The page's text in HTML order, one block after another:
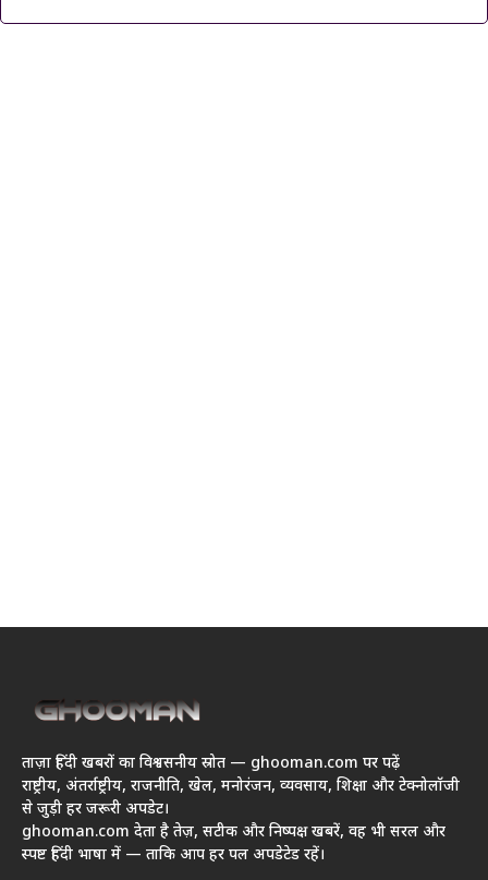
ताज़ा हिंदी खबरों का विश्वसनीय स्रोत — ghooman.com पर पढ़ें
राष्ट्रीय, अंतर्राष्ट्रीय, राजनीति, खेल, मनोरंजन, व्यवसाय, शिक्षा और टेक्नोलॉजी
से जुड़ी हर जरूरी अपडेट।
ghooman.com देता है तेज़, सटीक और निष्पक्ष खबरें, वह भी सरल और
स्पष्ट हिंदी भाषा में — ताकि आप हर पल अपडेटेड रहें।